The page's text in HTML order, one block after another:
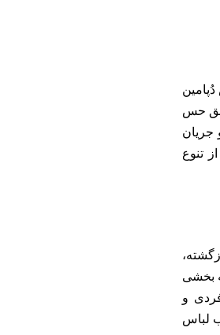
حس
جریان
تنوع
بخشی
فردی و
لباس